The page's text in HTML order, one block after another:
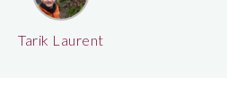
Tarik Laurent